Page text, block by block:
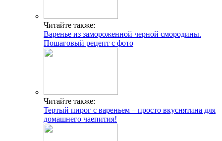
Читайте также:
Варенье из замороженной черной смородины.
Пошаговый рецепт с фото
Читайте также:
Тертый пирог с вареньем – просто вкуснятина для
домашнего чаепития!